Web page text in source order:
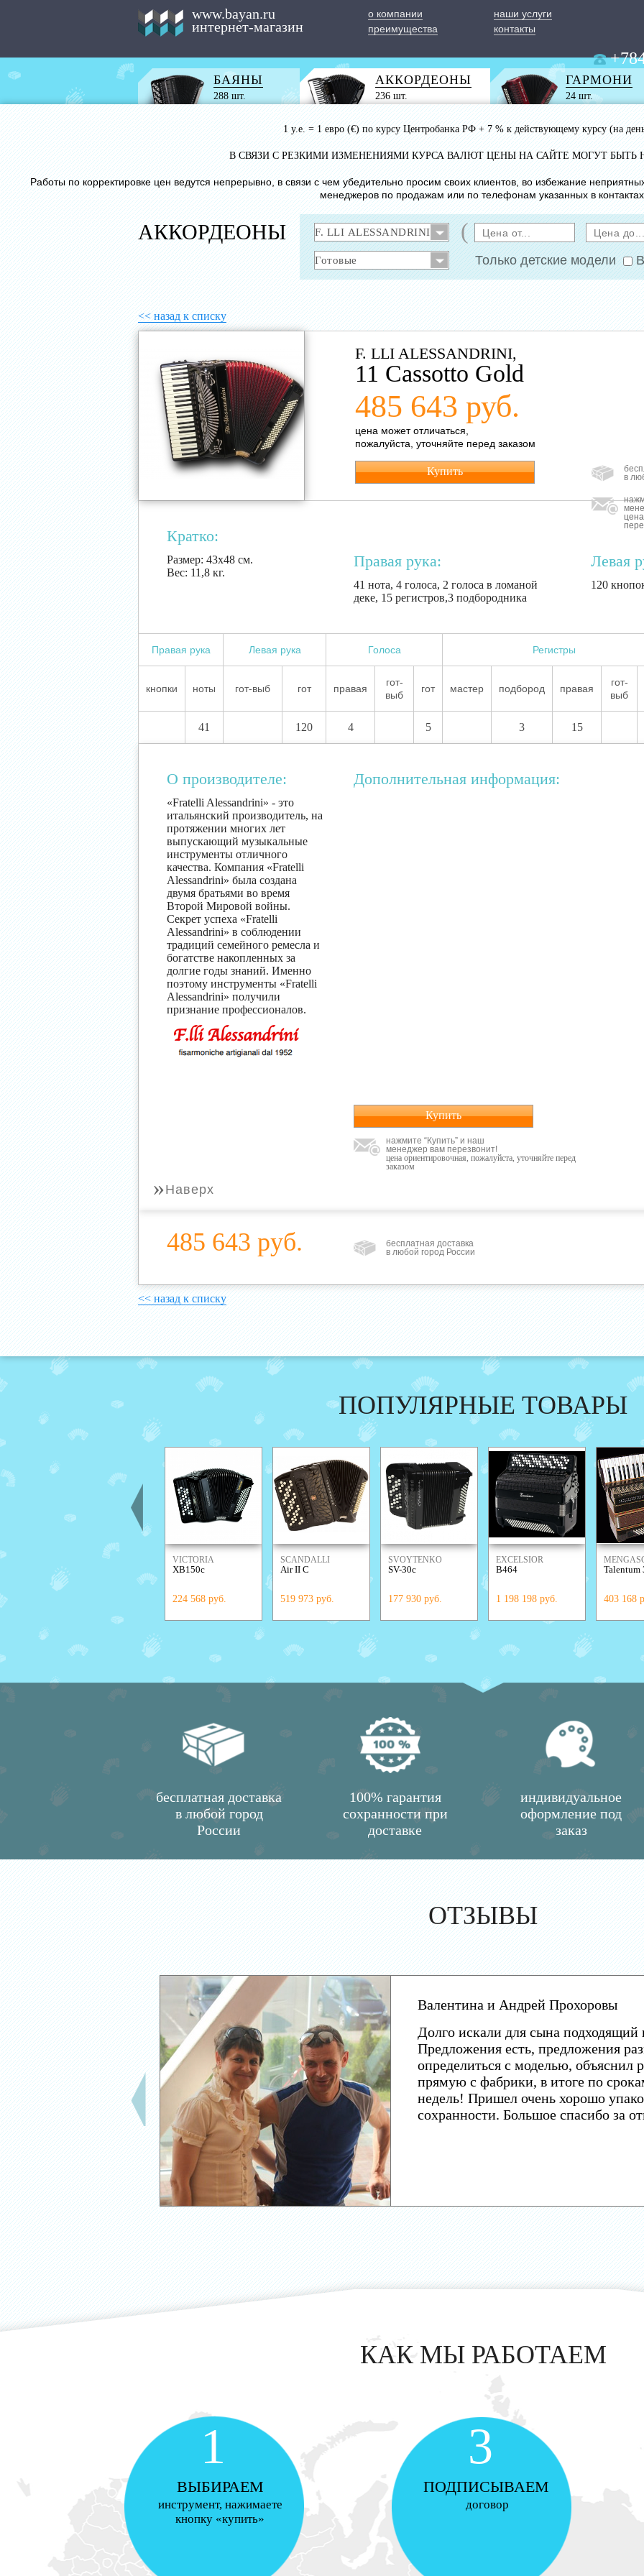
www.bayan.ru
интернет-магазин
о компании
наши услуги
преимущества
контакты
БАЯНЫ
288 шт.
АККОРДЕОНЫ
236 шт.
ГАРМОНИ
24 шт.
1 у.е. = 1 евро (€) по курсу Центробанка РФ + 7 % к действующему курсу (на
В СВЯЗИ С РЕЗКИМИ ИЗМЕНЕНИЯМИ КУРСА ВАЛЮТ ЦЕНЫ НА САЙТЕ МОГУТ БЫТЬ
Работы по корректировке цен ведутся непрерывно, в связи с чем убедительно просим своих клиентов, во избежание
менеджеров по продажам или по телефонам указанных в
АККОРДЕОНЫ (
Только детские модели
<< назад к списку
F. LLI ALESSANDRINI,
11 Cassotto Gold
485 643 руб.
цена может отличаться,
пожалуйста, уточняйте перед заказом
Купить
в
Кратко:
Размер: 43х48 см.
Вес: 11,8 кг.
Правая рука:
41 нота, 4 голоса, 2 голоса в ломаной
деке, 15 регистров,3 подбородника
Левая
120
Правая рука Левая рука Голоса Регистры
кнопки ноты гот-выб гот правая
гот-
выб
гот мастер подбород правая
гот-
выб
41 120 4 5 3 15
О производителе:
«Fratelli Alessandrini» - это
итальянский производитель, на
протяжении многих лет
выпускающий музыкальные
инструменты отличного
качества. Компания «Fratelli
Alessandrini» была создана
двумя братьями во время
Второй Мировой войны.
Секрет успеха «Fratelli
Alessandrini» в соблюдении
традиций семейного ремесла и
богатстве накопленных за
долгие годы знаний. Именно
поэтому инструменты «Fratelli
Alessandrini» получили
признание профессионалов.
Дополнительная информация:
Купить
нажмите “Купить” и наш
менеджер вам перезвонит!
цена ориентировочная, пожалуйста, уточняйте перед
заказом
» Наверх
485 643 руб.
бесплатная доставка
в любой город России
<< назад к списку
ПОПУЛЯРНЫЕ ТОВАРЫ
VICTORIA
XB150c
224 568 руб.
SCANDALLI
Air II С
519 973 руб.
SVOYTENKO
ACCORDIONS
SV-30с
177 930 руб.
EXCELSIOR
B464
1 198 198 руб.
Talentum
403 168
бесплатная доставка
в любой город
России
100% гарантия
сохранности при
доставке
индивидуальное
оформление под
заказ
ОТЗЫВЫ
Валентина и Андрей Прохоровы
Долго искали для сына подходящий
Предложения есть, предложения
определиться с моделью, объяснил
прямую с фабрики, в итоге по
недель! Пришел очень хорошо
сохранности. Большое спасибо за
КАК МЫ РАБОТАЕМ
1
ВЫБИРАЕМ
инструмент, нажимаете
кнопку «купить»
3
ПОДПИСЫВАЕМ
договор